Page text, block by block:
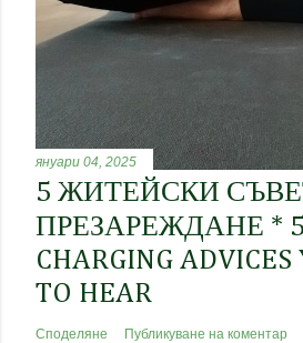
януари 04, 2025
5 ЖИТЕЙСКИ
ПРЕЗАРЕЖДАНЕ * 5
CHARGING ADVICES
TO HEAR
Споделяне Публикуване на коментар